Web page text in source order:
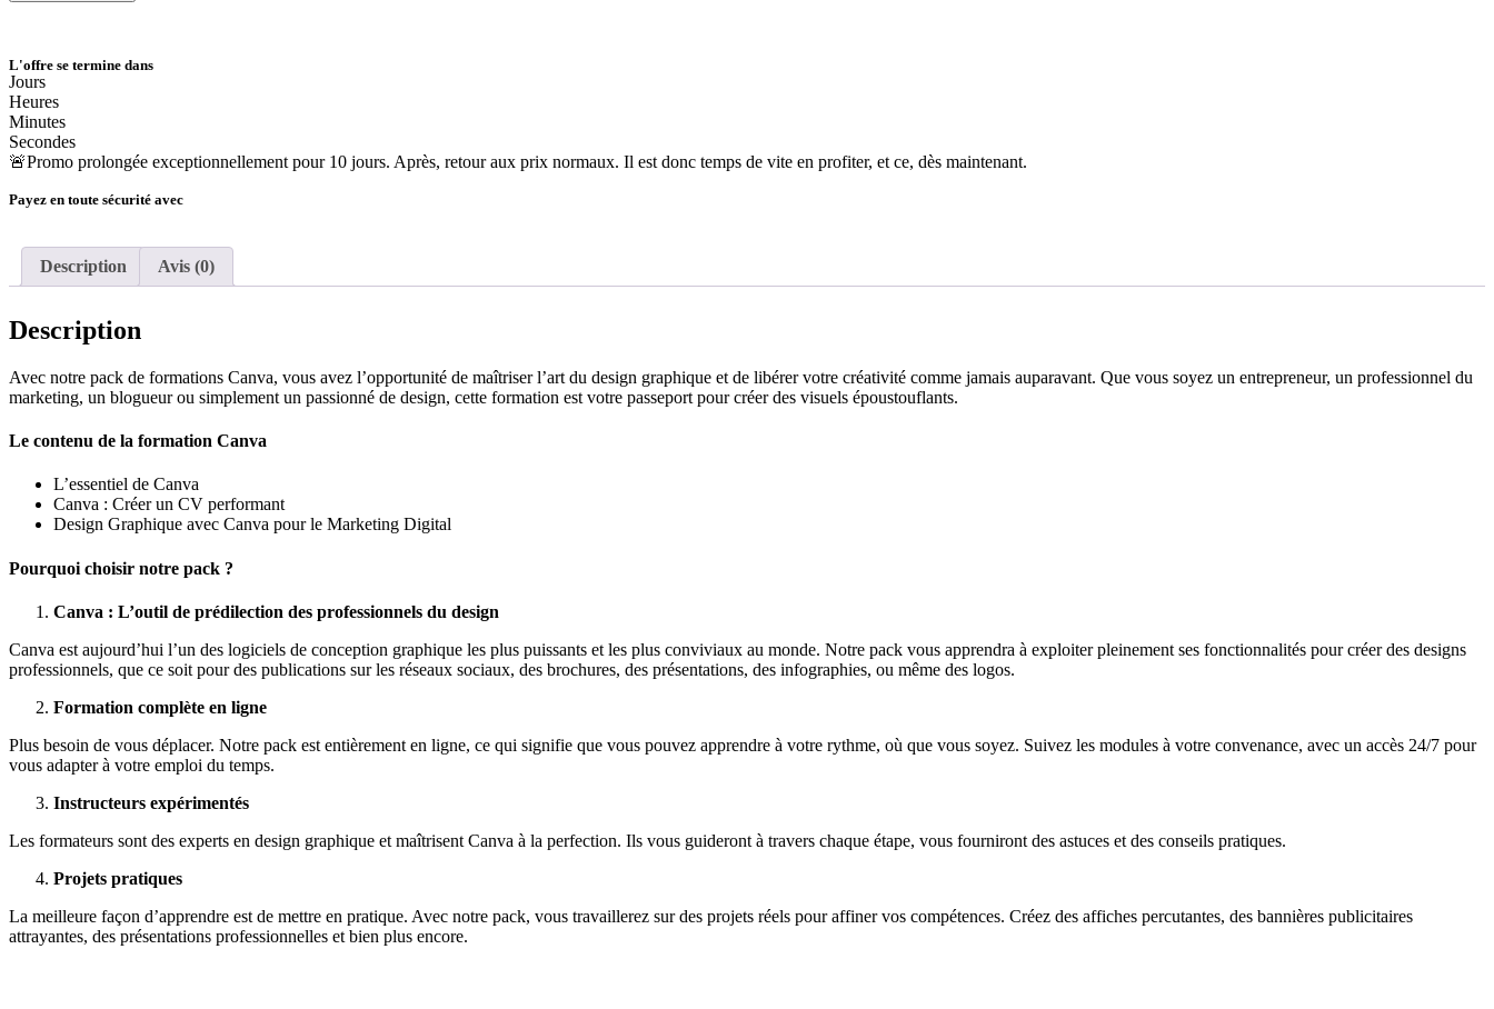
L'offre se termine dans
Jours
Heures
Minutes
Secondes
🚨Promo prolongée exceptionnellement pour 10 jours. Après, retour aux prix normaux. Il est donc temps de vite en profiter, et ce, dès maintenant.
Payez en toute sécurité avec
Description Avis (0)
Description
Avec notre pack de formations Canva, vous avez l’opportunité de maîtriser l’art du design graphique et de libérer votre créativité comme jamais auparavant. Que vous soyez un entrepreneur, un professionnel du
marketing, un blogueur ou simplement un passionné de design, cette formation est votre passeport pour créer des visuels époustouflants.
Le contenu de la formation Canva
L’essentiel de Canva
Canva : Créer un CV performant
Design Graphique avec Canva pour le Marketing Digital
Pourquoi choisir notre pack ?
Canva : L’outil de prédilection des professionnels du design
Canva est aujourd’hui l’un des logiciels de conception graphique les plus puissants et les plus conviviaux au monde. Notre pack vous apprendra à exploiter pleinement ses fonctionnalités pour créer des designs
professionnels, que ce soit pour des publications sur les réseaux sociaux, des brochures, des présentations, des infographies, ou même des logos.
Formation complète en ligne
Plus besoin de vous déplacer. Notre pack est entièrement en ligne, ce qui signifie que vous pouvez apprendre à votre rythme, où que vous soyez. Suivez les modules à votre convenance, avec un accès 24/7 pour
vous adapter à votre emploi du temps.
Instructeurs expérimentés
Les formateurs sont des experts en design graphique et maîtrisent Canva à la perfection. Ils vous guideront à travers chaque étape, vous fourniront des astuces et des conseils pratiques.
Projets pratiques
La meilleure façon d’apprendre est de mettre en pratique. Avec notre pack, vous travaillerez sur des projets réels pour affiner vos compétences. Créez des affiches percutantes, des bannières publicitaires
attrayantes, des présentations professionnelles et bien plus encore.